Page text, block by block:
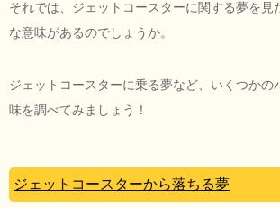
それでは、ジェットコースターに関する夢を見
な意味があるのでしょうか。
ジェットコースターに乗る夢など、いくつかの
味を調べてみましょう！
ジェットコースターから落ちる夢